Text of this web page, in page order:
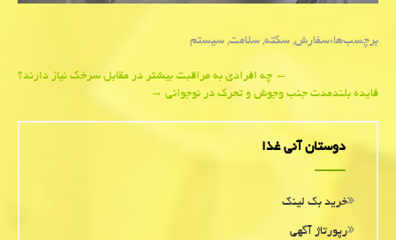
برچسب‌ها:سفارش,سكته,سلامت,سیستم
navigation
←چه افرادی به مراقبت بیشتر در مقابل سرخک نیاز دارند؟
فایده بلندمدت جنب وجوش و تحرک در نوجوانی→
دوستان آنی غذا
خرید بک لینک
رپورتاژ آگهی